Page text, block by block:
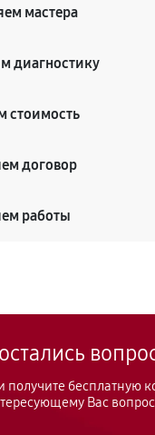
мастера
диагностику
стоимость
договор
работы
получите бесплатную
Вас